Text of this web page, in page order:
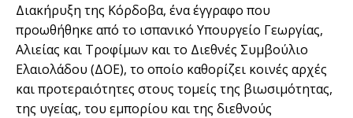
Διακήρυξη της Κόρδοβα, ένα έγγραφο που
προωθήθηκε από το ισπανικό Υπουργείο Γεωργίας,
Αλιείας και Τροφίμων και το Διεθνές Συμβούλιο
Ελαιολάδου (ΔΟΕ), το οποίο καθορίζει κοινές αρχές
και προτεραιότητες στους τομείς της βιωσιμότητας,
της υγείας, του εμπορίου και της διεθνούς